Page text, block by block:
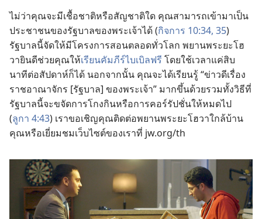
ไม่ว่าคุณจะมีเชื้อชาติหรือสัญชาติใด คุณสามารถเข้ามาเป็น
ประชาชนของรัฐบาลของพระเจ้าได้ (กิจการ 10:34, 35)
รัฐบาลนี้จัดให้มีโครงการสอนตลอดทั่วโลก พยานพระยะโฮ
วายินดีช่วยคุณให้เรียนคัมภีร์ไบเบิลฟรี โดยใช้เวลาแค่สิบ
นาทีต่อสัปดาห์ก็ได้ นอกจากนั้น คุณจะได้เรียนรู้ “ข่าวดีเรื่อง
ราชอาณาจักร [รัฐบาล] ของพระเจ้า” มากขึ้นด้วยรวมทั้งวิธีที่
รัฐบาลนี้จะขจัดการโกงกินหรือการคอร์รัปชั่นให้หมดไป
(ลูกา 4:43) เราขอเชิญคุณติดต่อพยานพระยะโฮวาใกล้บ้าน
คุณหรือเยี่ยมชมเว็บไซต์ของเราที่ jw.org/th